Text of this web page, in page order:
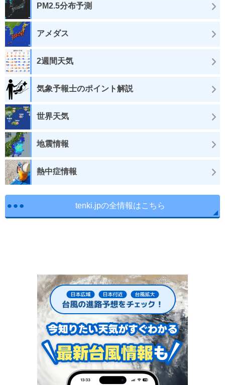
PM2.5分布予測
アメダス
2週間天気
気象予報士のポイント解説
世界天気
地震情報
熱中症情報
tenki.jpの全情報はこちら